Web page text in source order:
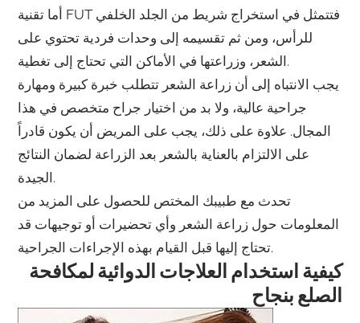
أما تقنية FUT فتتمثل في استخراج شريط من الجلد الخلفي
للرأس، ومن ثم تقسيمه إلى وحدات فردية تحتوي على
الشعر، وزراعتها في الأماكن التي تحتاج إلى تغطية.
يجب الانتباه إلى أن زراعة الشعر تتطلب خبرة كبيرة ومهارة
جراحية عالية، ولا بد من اختيار جراح متخصص في هذا
المجال. علاوة على ذلك، يجب على المريض أن يكون قادراً
على الالتزام بالعناية بالشعر بعد الزراعة لضمان النتائج
الجيدة.
تحدث مع طبيبك المختص للحصول على المزيد من
المعلومات حول زراعة الشعر وأي تحضيرات أو توجيهات قد
تحتاج إليها قبل القيام بهذه الإجراءات الجراحية.
كيفية استخدام العلاجات الدوائية لمكافحة
الصلع بنجاح